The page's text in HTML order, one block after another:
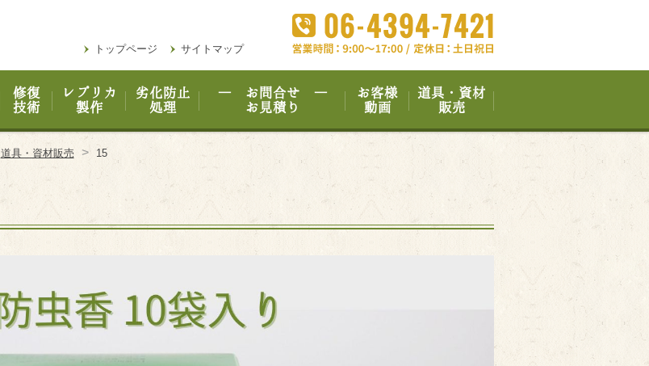
トップページ サイトマップ
修復
技術
レプリカ
製作
劣化防止
処理
― お問合せ ―
お見積り
お客様
動画
道具・資材
販売
道具・資材販売 > 15